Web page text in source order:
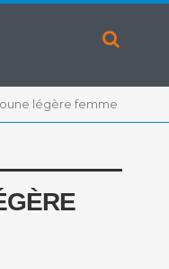
légère femme